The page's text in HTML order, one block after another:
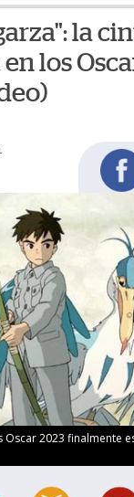
la
los
2023 finalmente